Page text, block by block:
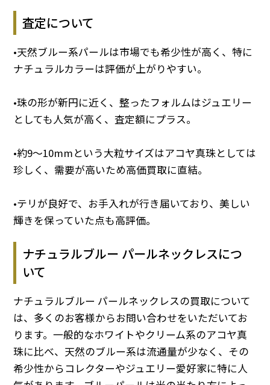
査定について
•天然ブルー系パールは市場でも希少性が高く、特に
ナチュラルカラーは評価が上がりやすい。
•珠の形が新円に近く、整ったフォルムはジュエリー
としても人気が高く、査定額にプラス。
•約9～10mmという大粒サイズはアコヤ真珠としては
珍しく、需要が高いため高価買取に直結。
•テリが良好で、お手入れが行き届いており、美しい
輝きを保っていた点も高評価。
ナチュラルブルー パールネックレスにつ
いて
ナチュラルブルー パールネックレスの買取について
は、多くのお客様からお問い合わせをいただいてお
ります。一般的なホワイトやクリーム系のアコヤ真
珠に比べ、天然のブルー系は流通量が少なく、その
希少性からコレクターやジュエリー愛好家に特に人